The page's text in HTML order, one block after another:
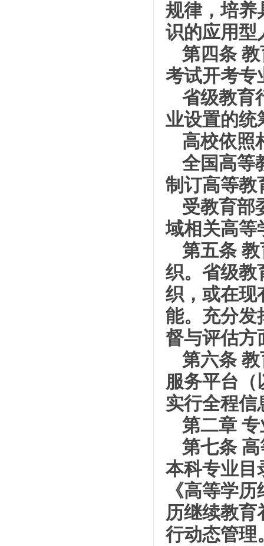
规律，培养
识的应用型
第四条
考试开考专
省级教育
业设置的统
高校依照
全国高等
制订高等教
受教育部
域相关高等
第五条
织。省级教
织，或在现
能。充分发
督与评估方
第六条
服务平台（
实行全程信
第二章
第七条
本科专业目
《高等学
历继续教育
行动态管理